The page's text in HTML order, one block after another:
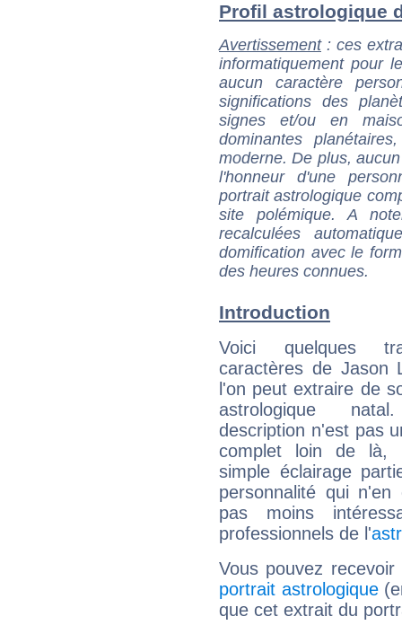
Profil astrologique
Avertissement: ces
informatiquement pour
aucun caractère
significations des
signes et/ou en
dominantes
moderne. De plus,
l'honneur d'une
portrait astrologique
site polémique. A
recalculées
domification avec le
des heures connues.
Introduction
Voici quelques
caractères de Jason
l'on peut extraire de
astrologique
description n'est pas
complet loin de là,
simple éclairage
personnalité qui n'en
pas moins
professionnels de l'
Vous pouvez
portrait astrologique
que cet extrait du